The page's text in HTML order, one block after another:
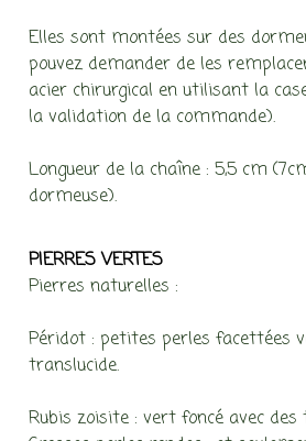
Elles sont montées sur des
pouvez demander de les
acier chirurgical en utilisant la
la validation de la commande).
Longueur de la chaîne : 5,5 cm
dormeuse).
PIERRES VERTES
Pierres naturelles :
Péridot : petites perles facettées
translucide.
Rubis zoisite : vert foncé avec des